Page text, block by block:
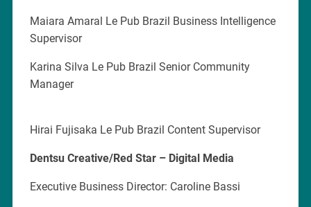
Maiara Amaral Le Pub Brazil Business Intelligence
Supervisor
Karina Silva Le Pub Brazil Senior Community
Manager
Hirai Fujisaka Le Pub Brazil Content Supervisor
Dentsu Creative/Red Star – Digital Media
Executive Business Director: Caroline Bassi